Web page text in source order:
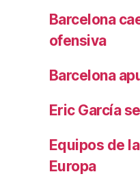
Barcelona
ofensiva
Barcelona
Eric García
Equipos de
Europa